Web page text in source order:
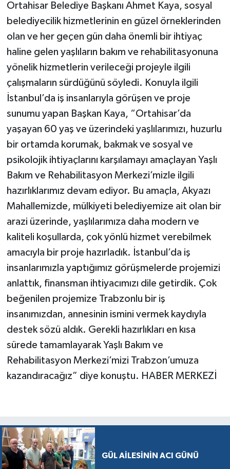
Ortahisar Belediye Başkanı Ahmet Kaya, sosyal
belediyecilik hizmetlerinin en güzel örneklerinden
olan ve her geçen gün daha önemli bir ihtiyaç
haline gelen yaşlıların bakım ve rehabilitasyonuna
yönelik hizmetlerin verileceği projeyle ilgili
çalışmaların sürdüğünü söyledi. Konuyla ilgili
İstanbul’da iş insanlarıyla görüşen ve proje
sunumu yapan Başkan Kaya, “Ortahisar’da
yaşayan 60 yaş ve üzerindeki yaşlılarımızı, huzurlu
bir ortamda korumak, bakmak ve sosyal ve
psikolojik ihtiyaçlarını karşılamayı amaçlayan Yaşlı
Bakım ve Rehabilitasyon Merkezi’mizle ilgili
hazırlıklarımız devam ediyor. Bu amaçla, Akyazı
Mahallemizde, mülkiyeti belediyemize ait olan bir
arazi üzerinde, yaşlılarımıza daha modern ve
kaliteli koşullarda, çok yönlü hizmet verebilmek
amacıyla bir proje hazırladık. İstanbul’da iş
insanlarımızla yaptığımız görüşmelerde projemizi
anlattık, finansman ihtiyacımızı dile getirdik. Çok
beğenilen projemize Trabzonlu bir iş
insanımızdan, annesinin ismini vermek kaydıyla
destek sözü aldık. Gerekli hazırlıkları en kısa
sürede tamamlayarak Yaşlı Bakım ve
Rehabilitasyon Merkezi’mizi Trabzon’umuza
kazandıracağız” diye konuştu. HABER MERKEZİ
GÜL AİLESİNİN ACI GÜNÜ